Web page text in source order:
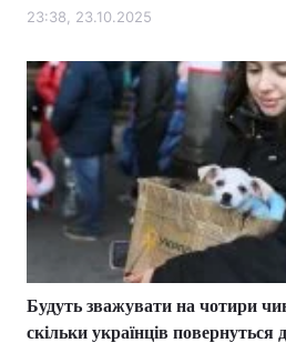
23:38, 23.10.2025
Будуть зважувати на чотири
скільки українців повернуться